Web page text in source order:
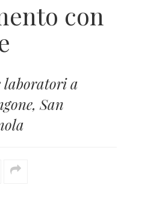
con
laboratori a
San